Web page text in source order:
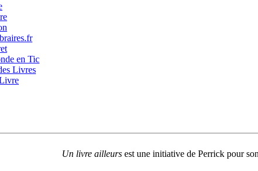
en Tic
Livres
Un livre ailleurs est une initiative de Perrick pour